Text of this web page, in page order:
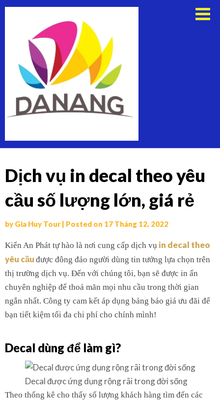
Skip
Dịch vụ in decal theo yêu
cầu số lượng lớn, giá rẻ
by Gia Huy Tour | Posted on 17 Tháng 12, 2022
Kiến An Phát tự hào là nơi cung cấp dịch vụ in decal theo
yêu cầu được đông đảo người dùng tin tưởng lựa chọn trên
thị trường dịch vụ. Đến với chúng tôi, bạn sẽ được in ấn
chuyên nghiệp để thoả mãn mọi nhu cầu trong thời gian
ngắn nhất. Công ty cam kết áp dụng bảng báo giá ưu đãi để
bạn tiết kiệm tối đa chi phí cho chính mình!
Decal dùng để làm gì?
Decal được ứng dụng rộng rãi trong đời sống
Theo thống kê cho thấy số lượng khách hàng tìm đến các